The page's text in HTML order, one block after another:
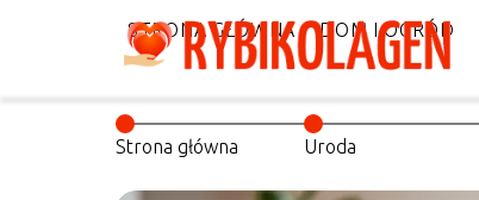
STRONA GŁÓWNA DOM I OGRÓD
Strona główna Uroda